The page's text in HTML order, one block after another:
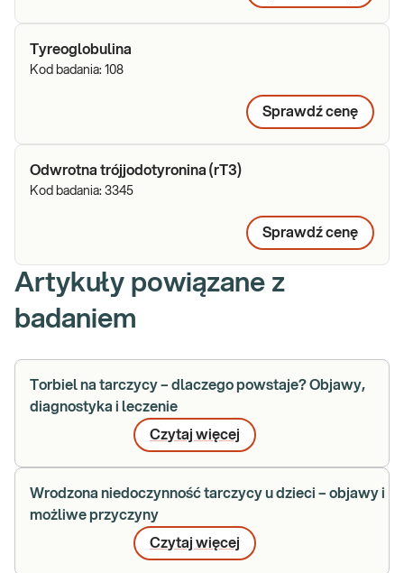
Tyreoglobulina
Kod badania: 108
Sprawdź cenę
Odwrotna trójjodotyronina (rT3)
Kod badania: 3345
Sprawdź cenę
Artykuły powiązane z
badaniem
Torbiel na tarczycy – dlaczego powstaje? Objawy,
diagnostyka i leczenie
Czytaj więcej
Wrodzona niedoczynność tarczycy u dzieci – objawy i
możliwe przyczyny
Czytaj więcej